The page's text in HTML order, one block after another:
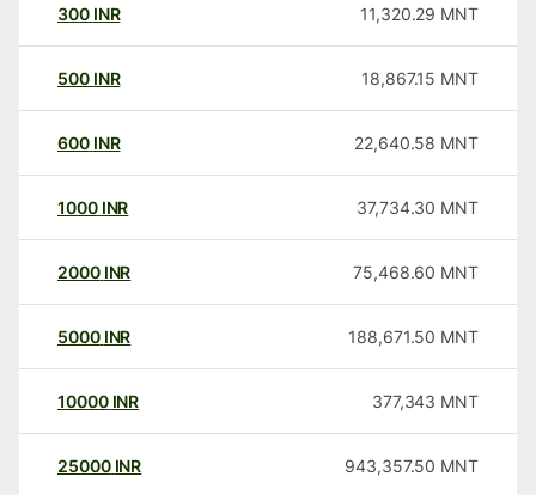
300 INR 11,320.29 MNT
500 INR 18,867.15 MNT
600 INR 22,640.58 MNT
1000 INR 37,734.30 MNT
2000 INR 75,468.60 MNT
5000 INR 188,671.50 MNT
10000 INR 377,343 MNT
25000 INR 943,357.50 MNT